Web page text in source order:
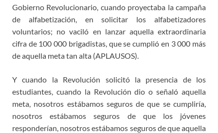
Gobierno Revolucionario, cuando proyectaba la campaña
de alfabetización, en solicitar los alfabetizadores
voluntarios; no vaciló en lanzar aquella extraordinaria
cifra de 100 000 brigadistas, que se cumplió en 3 000 más
de aquella meta tan alta (APLAUSOS).
Y cuando la Revolución solicitó la presencia de los
estudiantes, cuando la Revolución dio o señaló aquella
meta, nosotros estábamos seguros de que se cumpliría,
nosotros estábamos seguros de que los jóvenes
responderían, nosotros estábamos seguros de que aquella